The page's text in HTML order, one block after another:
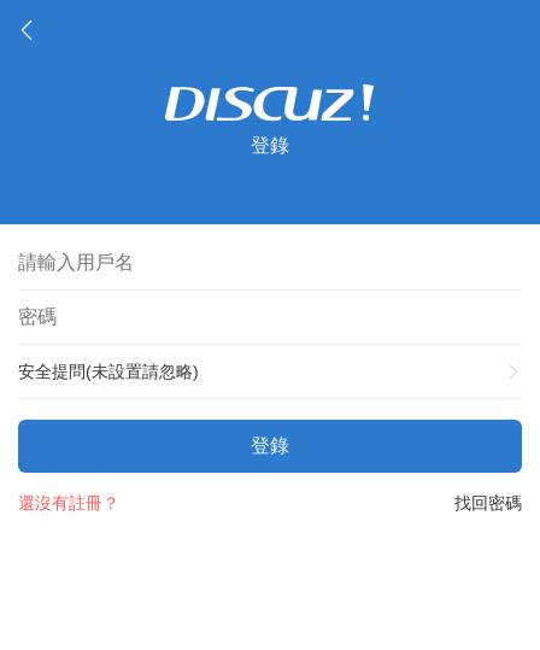
登錄
安全提問(未設置請忽略)
登錄
找回密碼
還沒有註冊？